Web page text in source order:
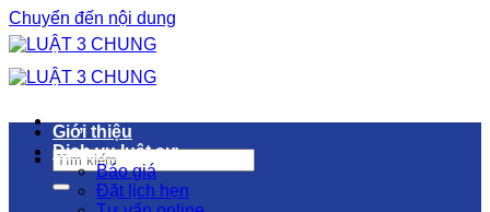
Chuyển đến nội dung
Giới thiệu
Dịch vụ luật sư
Báo giá
Đặt lịch hẹn